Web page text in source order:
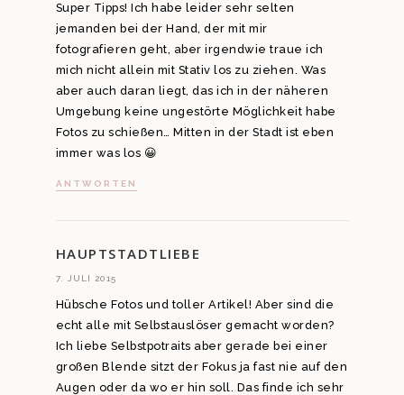
Super Tipps! Ich habe leider sehr selten
jemanden bei der Hand, der mit mir
fotografieren geht, aber irgendwie traue ich
mich nicht allein mit Stativ los zu ziehen. Was
aber auch daran liegt, das ich in der näheren
Umgebung keine ungestörte Möglichkeit habe
Fotos zu schießen… Mitten in der Stadt ist eben
immer was los 😀
ANTWORTEN
HAUPTSTADTLIEBE
7. JULI 2015
Hübsche Fotos und toller Artikel! Aber sind die
echt alle mit Selbstauslöser gemacht worden?
Ich liebe Selbstpotraits aber gerade bei einer
großen Blende sitzt der Fokus ja fast nie auf den
Augen oder da wo er hin soll. Das finde ich sehr